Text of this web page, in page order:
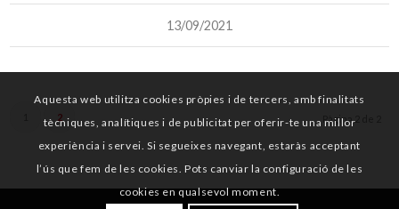
13/09/2021
Pàgina 2 de 2
2
Aquesta web utilitza cookies pròpies i de tercers, amb finalitats
tècniques, analítiques i de publicitat per oferir-te una millor
experiència i servei. Si segueixes navegant, estaràs acceptant
l’ús que fem de les cookies. Pots canviar la configuració de les
cookies en qualsevol moment.